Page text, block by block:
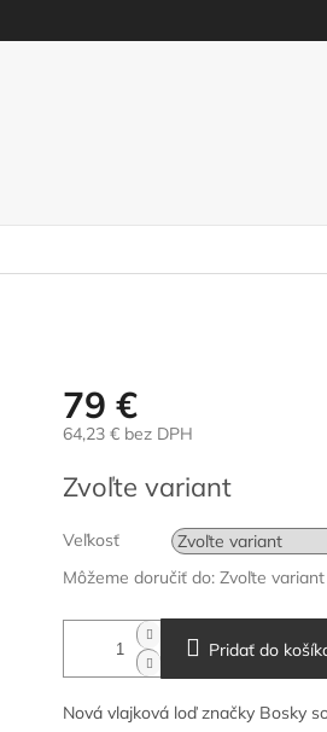
79 €
64,23 € bez DPH
cena:
Zvoľte variant
Veľkosť
Môžeme doručiť do: Zvoľte variant
Pridať do
Nová vlajková loď značky Bosky